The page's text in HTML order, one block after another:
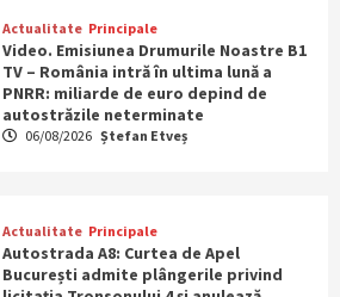
Actualitate Principale
Video. Emisiunea Drumurile Noastre B1
TV – România intră în ultima lună a
PNRR: miliarde de euro depind de
autostrăzile neterminate
06/08/2026 Ștefan Etveș
Actualitate Principale
Autostrada A8: Curtea de Apel
București admite plângerile privind